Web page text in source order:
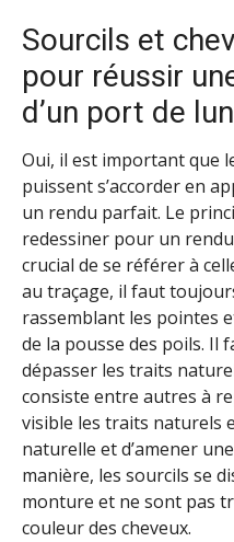
Sourcils et
pour réussir
d’un port de
Oui, il est important que
puissent s’accorder en
un rendu parfait. Le
redessiner pour un
crucial de se référer à
au traçage, il faut
rassemblant les pointes
de la pousse des poils. Il
dépasser les traits
consiste entre autres à
visible les traits naturels
naturelle et d’amener
manière, les sourcils se
monture et ne sont pas
couleur des cheveux.